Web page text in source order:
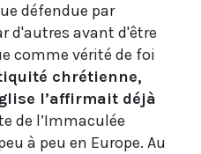
défendue par
d'autres avant d'être
comme vérité de foi
chrétienne,
l’affirmait déjà
de l’Immaculée
à peu en Europe. Au